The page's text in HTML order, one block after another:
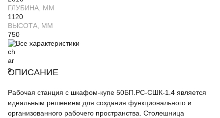
ГЛУБИНА, ММ
1120
ВЫСОТА, ММ
750
Все характеристики
ОПИСАНИЕ
Рабочая станция с шкафом-купе 50БП.РС-СШК-1.4 является
идеальным решением для создания функционального и
организованного рабочего пространства. Столешница